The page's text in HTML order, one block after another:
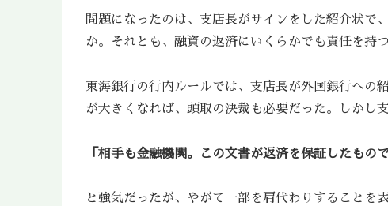
問題になったのは、支店長がサインをした紹介状で
か。それとも、融資の返済にいくらかでも責任を持
東海銀行の行内ルールでは、支店長が外国銀行への
が大きくなれば、頭取の決裁も必要だった。しかし
「相手も金融機関。この文書が返済を保証したもの
と強気だったが、やがて一部を肩代わりすることを